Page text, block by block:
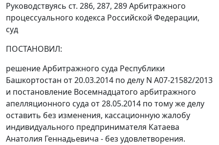
Руководствуясь ст. 286, 287, 289 Арбитражного
процессуального кодекса Российской Федерации,
суд
ПОСТАНОВИЛ:
решение Арбитражного суда Республики
Башкортостан от 20.03.2014 по делу N А07-21582/2013
и постановление Восемнадцатого арбитражного
апелляционного суда от 28.05.2014 по тому же делу
оставить без изменения, кассационную жалобу
индивидуального предпринимателя Катаева
Анатолия Геннадьевича - без удовлетворения.